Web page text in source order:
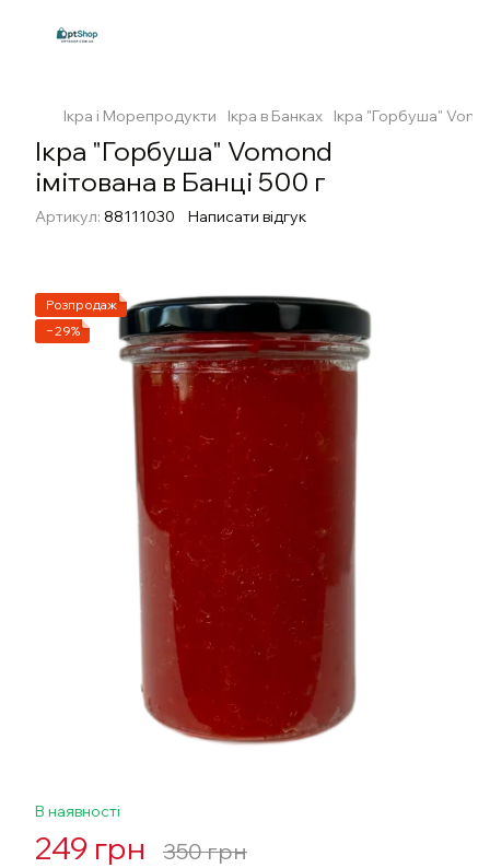
Ікра і Морепродукти Ікра в Банках Ікра "Горбуша"
Ікра "Горбуша" Vomond
імітована в Банці 500 г
Артикул: 88111030 Написати відгук
Розпродаж
−29%
В наявності
249 грн 350 грн